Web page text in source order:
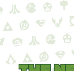
Salta
al
contenuto